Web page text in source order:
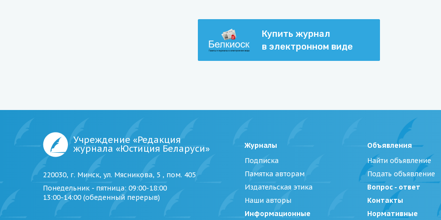
Купить журнал
в электронном виде
Учреждение «Редакция
журнала «Юстиция Беларуси»
220030, г. Минск, ул. Мясникова, 5 , пом. 405
Понедельник - пятница: 09:00-18:00
13:00-14:00 (обеденный перерыв)
Журналы
Подписка
Памятка авторам
Издательская этика
Наши авторы
Информационные
Объявления
Найти объявление
Подать объявление
Вопрос - ответ
Контакты
Нормативные